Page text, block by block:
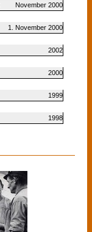
November 2000
1. November 2000
2002
2000
1999
1998